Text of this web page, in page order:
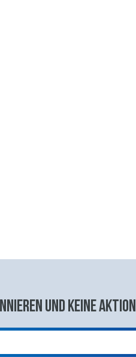
und keine